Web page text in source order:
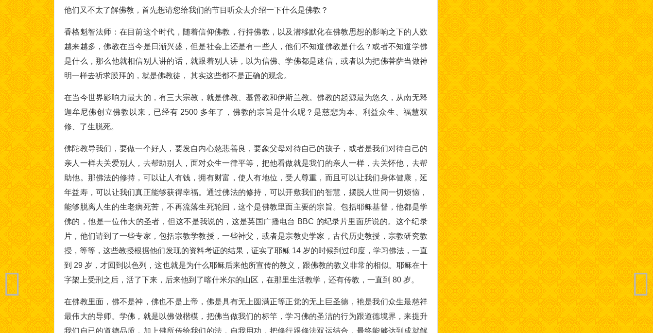
他们又不太了解佛教，首先想请您给我们的节目听众去介绍一下什么是佛教？
香格魁智法师：在目前这个时代，随着信仰佛教，行持佛教，以及潜移默化在佛教思想的影响之下的人数
越来越多，佛教在当今是日渐兴盛，但是社会上还是有一些人，他们不知道佛教是什么？或者不知道学佛
是什么，那么他就相信别人讲的话，就跟着别人讲，以为信佛、学佛都是迷信，或者以为把佛菩萨当做神
明一样去祈求膜拜的，就是佛教徒， 其实这些都不是正确的观念。
在当今世界影响力最大的，有三大宗教，就是佛教、基督教和伊斯兰教。佛教的起源最为悠久，从南无释
迦牟尼佛创立佛教以来，已经有 2500 多年了，佛教的宗旨是什么呢？是慈悲为本、利益众生、福慧双
修、了生脱死。
佛陀教导我们，要做一个好人，要发自内心慈悲善良，要象父母对待自己的孩子，或者是我们对待自己的
亲人一样去关爱别人，去帮助别人，面对众生一律平等，把他看做就是我们的亲人一样，去关怀他，去帮
助他。那佛法的修持，可以让人有钱，拥有财富，使人有地位，受人尊重，而且可以让我们身体健康，延
年益寿，可以让我们真正能够获得幸福。通过佛法的修持，可以开敷我们的智慧，摆脱人世间一切烦恼，
能够脱离人生的生老病死苦，不再流落生死轮回，这个是佛教里面主要的宗旨。包括耶稣基督，他都是学
佛的，他是一位伟大的圣者，但这不是我说的，这是英国广播电台 BBC 的纪录片里面所说的。这个纪录
片，他们请到了一些专家，包括宗教学教授，一些神父，或者是宗教史学家，古代历史教授，宗教研究教
授，等等，这些教授根据他们发现的资料考证的结果，证实了耶稣 14 岁的时候到过印度，学习佛法，一直
到 29 岁，才回到以色列，这也就是为什么耶稣后来他所宣传的教义，跟佛教的教义非常的相似。耶稣在十
字架上受刑之后，活了下来，后来他到了喀什米尔的山区，在那里生活教学，还有传教，一直到 80 岁。
在佛教里面，佛不是神，佛也不是上帝，佛是具有无上圆满正等正觉的无上巨圣德，衪是我们众生最慈祥
最伟大的导师。学佛，就是以佛做楷模，把佛当做我们的标竿，学习佛的圣洁的行为跟道德境界，来提升
我们自已的道德品质，加上佛所传给我们的法，自我用功，把修行跟修法双运结合，最终能够达到成就解